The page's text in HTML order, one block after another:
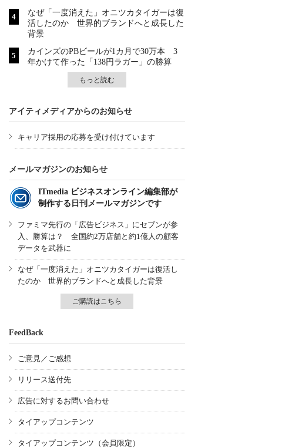
なぜ「一度消えた」オニツカタイガーは復
活したのか 世界的ブランドへと成長した
背景
カインズのPBビールが1カ月で30万本 3
年かけて作った「138円ラガー」の勝算
もっと読む
アイティメディアからのお知らせ
キャリア採用の応募を受け付けています
メールマガジンのお知らせ
ITmedia ビジネスオンライン編集部が
制作する日刊メールマガジンです
ファミマ先行の「広告ビジネス」にセブンが参
入、勝算は？ 全国約2万店舗と約1億人の顧客
データを武器に
なぜ「一度消えた」オニツカタイガーは復活し
たのか 世界的ブランドへと成長した背景
ご購読はこちら
FeedBack
ご意見／ご感想
リリース送付先
広告に対するお問い合わせ
タイアップコンテンツ
タイアップコンテンツ（会員限定）